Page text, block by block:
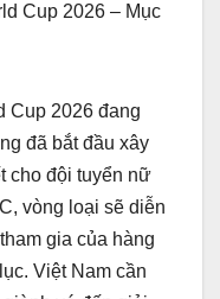
Cup 2026 – Mục
Cup 2026 đang
đã bắt đầu xây
cho đội tuyển nữ
vòng loại sẽ diễn
gia của hàng
Việt Nam cần